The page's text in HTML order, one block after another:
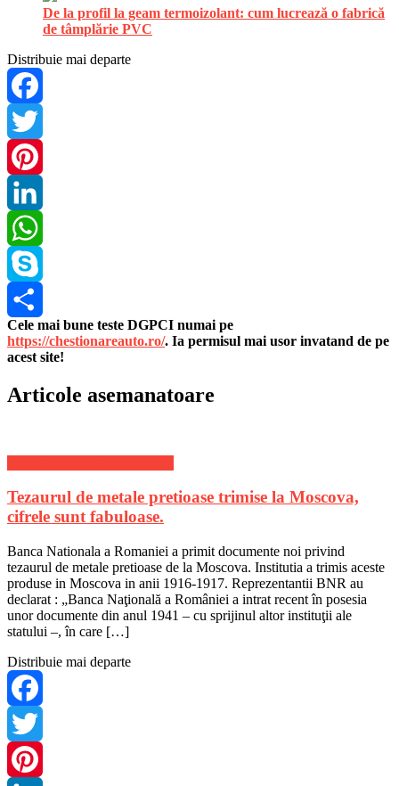
De la profil la geam termoizolant: cum lucrează o fabrică
de tâmplărie PVC
Distribuie mai departe
Facebook
Twitter
Pinterest
LinkedIn
WhatsApp
Skype
Share
Cele mai bune teste DGPCI numai pe
https://chestionareauto.ro/. Ia permisul mai usor invatand de pe
acest site!
Articole asemanatoare
Tezaurul de metale pretioase trimise la Moscova,
cifrele sunt fabuloase.
Banca Nationala a Romaniei a primit documente noi privind
tezaurul de metale pretioase de la Moscova. Institutia a trimis aceste
produse in Moscova in anii 1916-1917. Reprezentantii BNR au
declarat : „Banca Naţională a României a intrat recent în posesia
unor documente din anul 1941 – cu sprijinul altor instituţii ale
statului –, în care […]
Distribuie mai departe
Facebook
Twitter